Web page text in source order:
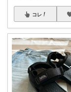
コレ